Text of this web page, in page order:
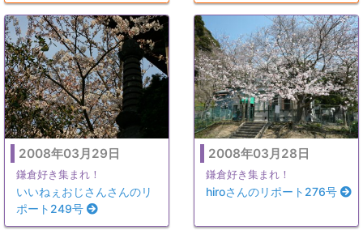
2008年03月29日
鎌倉好き集まれ！
いいねぇおじさんさんのリ
ポート249号
2008年03月28日
鎌倉好き集まれ！
hiroさんのリポート276号